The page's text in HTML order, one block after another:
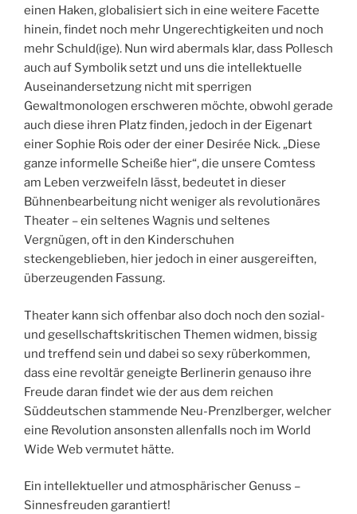
einen Haken, globalisiert sich in eine weitere Facette
hinein, findet noch mehr Ungerechtigkeiten und noch
mehr Schuld(ige). Nun wird abermals klar, dass Pollesch
auch auf Symbolik setzt und uns die intellektuelle
Auseinandersetzung nicht mit sperrigen
Gewaltmonologen erschweren möchte, obwohl gerade
auch diese ihren Platz finden, jedoch in der Eigenart
einer Sophie Rois oder der einer Desirée Nick. „Diese
ganze informelle Scheiße hier“, die unsere Comtess
am Leben verzweifeln lässt, bedeutet in dieser
Bühnenbearbeitung nicht weniger als revolutionäres
Theater – ein seltenes Wagnis und seltenes
Vergnügen, oft in den Kinderschuhen
steckengeblieben, hier jedoch in einer ausgereiften,
überzeugenden Fassung.
Theater kann sich offenbar also doch noch den sozial-
und gesellschaftskritischen Themen widmen, bissig
und treffend sein und dabei so sexy rüberkommen,
dass eine revoltär geneigte Berlinerin genauso ihre
Freude daran findet wie der aus dem reichen
Süddeutschen stammende Neu-Prenzlberger, welcher
eine Revolution ansonsten allenfalls noch im World
Wide Web vermutet hätte.
Ein intellektueller und atmosphärischer Genuss –
Sinnesfreuden garantiert!